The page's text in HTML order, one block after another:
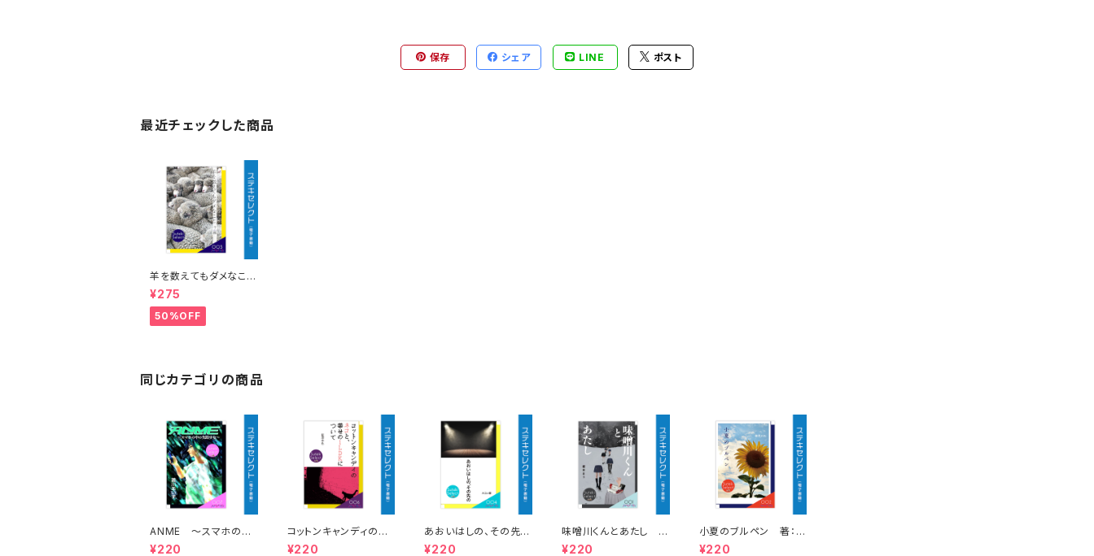
保存 シェア LINE ポスト
最近チェックした商品
羊を数えてもダメなこ
と 著：千楓
¥275
50%OFF
同じカテゴリの商品
ANME ～スマホの中
の失踪少女～ 著：菱
¥220
コットンキャンディのネ
コと、幸せの１LDKにつ
¥220
あおいはしの、その先
の 著：スミレ紺
¥220
味噌川くんとあたし
著：榎本まう
¥220
小夏のブルペン 著：皐
月ハル
¥220